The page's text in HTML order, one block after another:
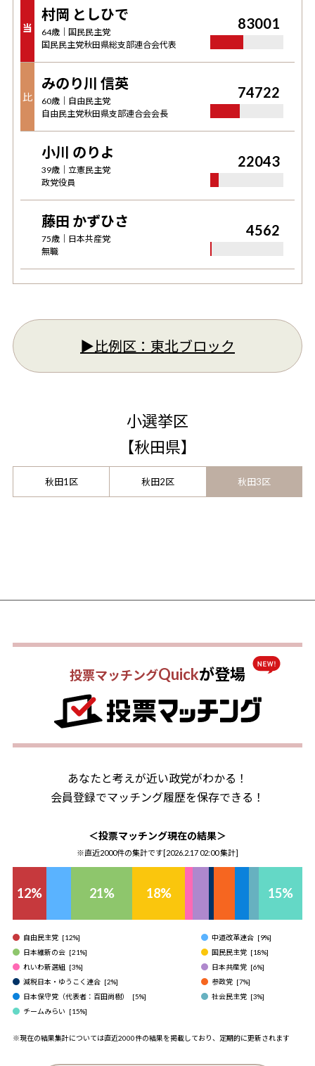
当
村岡 としひで
64歳｜
国民民主党
国民民主党秋田県総支部連合会代表
83001
比
みのり川 信英
60歳｜ 自由民主党
自由民主党秋田県支部連合会会長
74722
小川 のりよ
39歳｜ 立憲民主党
政党役員
22043
藤田 かずひさ
75歳｜ 日本共産党
無職
4562
▶︎比例区： 東北ブロック
小選挙区
【秋田県】
秋田1区 秋田2区 秋田3区
投票マッチングQuickが登場
あなたと考えが近い政党がわかる！
会員登録でマッチング履歴を保存できる！
＜投票マッチング現在の結果＞
※直近2000件の集計です[2026.2.17 02:00集計]
12% 21% 18% 15%
自由民主党 [12%] 中道改革連合 [9%]
日本維新の会 [21%] 国民民主党 [18%]
れいわ新選組 [3%] 日本共産党 [6%]
減税日本・ゆうこく連合 [2%] 参政党 [7%]
日本保守党（代表者：百田尚樹）
[5%] 社会民主党 [3%]
チームみらい [15%]
※現在の結果集計については直近2000件の結果を掲載しており、定期的に更新されます